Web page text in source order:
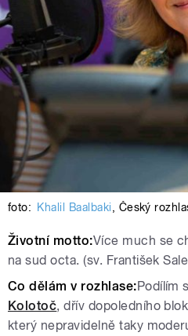
foto: Khalil Baalbaki, Český
Životní motto:Více much se
na sud octa. (sv. František
Co dělám v rozhlase:Podílím
Kolotoč, dřív dopoledního
který nepravidelně taky